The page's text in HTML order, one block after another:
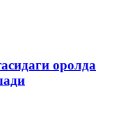
оролда